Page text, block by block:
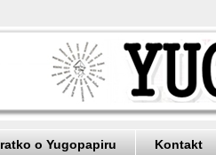
o Yugopapiru Kontakt